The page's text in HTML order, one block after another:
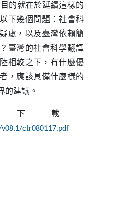
就在於延續這樣的
下幾個問題：社會科
慮，以及臺灣依賴簡
臺灣的社會科學翻譯
相較之下，有什麼優
，應該具備什麼樣的
的建議。
下載
ctr080117.pdf（另開新視